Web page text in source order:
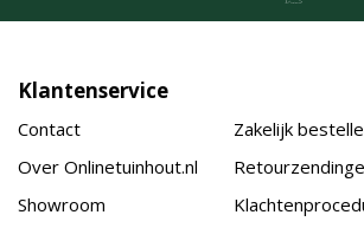
Klantenservice
Contact
Over Onlinetuinhout.nl
Showroom
Zakelijk